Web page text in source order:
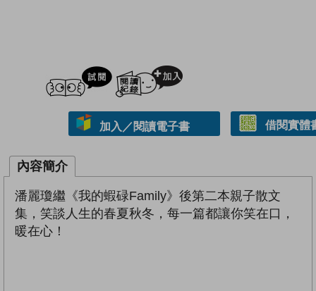
試閲
加入／閱讀電子書 借閱實體
內容簡介
潘麗瓊繼《我的蝦碌Family》後第二本親子散文
集，笑談人生的春夏秋冬，每一篇都讓你笑在口，
暖在心！